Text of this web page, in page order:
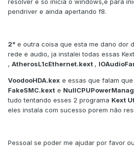
resolver e so inicia o windows,e para
pendriver e ainda apertando f8.
2° e outra coisa que esta me dano dor
rede e audio, ja instalei todas essas Kext
, AtherosL1cEthernet.kext ,
VoodooHDA.kex e essas que falam
FakeSMC.kext e
tudo tentando esses 2 programa Kext
eles instala com sucesso porem não
Pessoal se poder me ajudar por favor